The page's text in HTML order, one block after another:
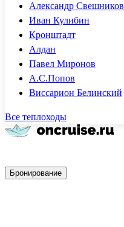
Александр Свешников
Иван Кулибин
Кронштадт
Алдан
Павел Миронов
А.С.Попов
Виссарион Белинский
Все теплоходы
Бронирование